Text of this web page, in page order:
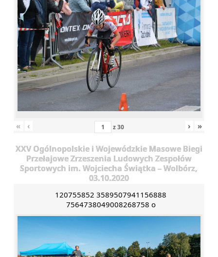
« ‹ z30 › »
XXV Ogólnopolskie i Wojewódzkie Masowe Biegi
Przełajowe Zrzeszenia Ludowych Zespołów
Sportowych im. Wojciecha Świątka – Wolbórz,
03.10.2020
120755852 3589507941156888
7564738049008268758 o